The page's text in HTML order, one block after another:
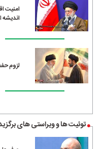
امنیت
اندیشه
لزوم
توئیت ها و ویراستی های